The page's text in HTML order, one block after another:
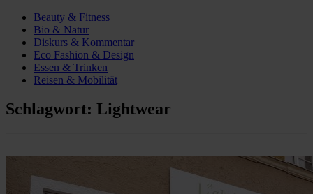
Beauty & Fitness
Bio & Natur
Diskurs & Kommentar
Eco Fashion & Design
Essen & Trinken
Reisen & Mobilität
Schlagwort: Lightwear